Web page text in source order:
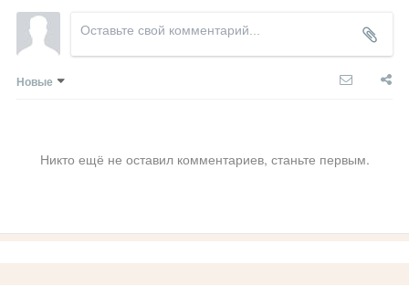
Новые
Никто ещё не оставил комментариев, станьте первым.